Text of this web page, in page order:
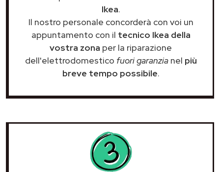
Ikea.
Il nostro personale concorderà con voi un
appuntamento con il tecnico Ikea della
vostra zona per la riparazione
dell'elettrodomestico fuori garanzianel più
breve tempo possibile.